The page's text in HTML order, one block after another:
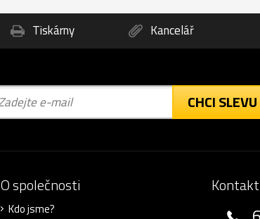
Tiskárny Kancelář
CHCI SLEVU
O společnosti
Kdo jsme?